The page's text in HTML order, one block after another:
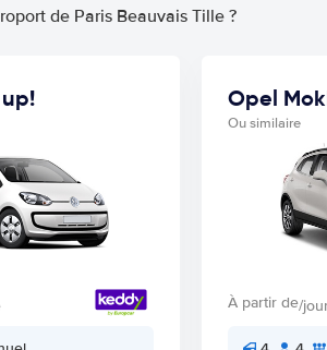
de Paris Beauvais Tille ?
Opel
Ou similaire
À partir de/